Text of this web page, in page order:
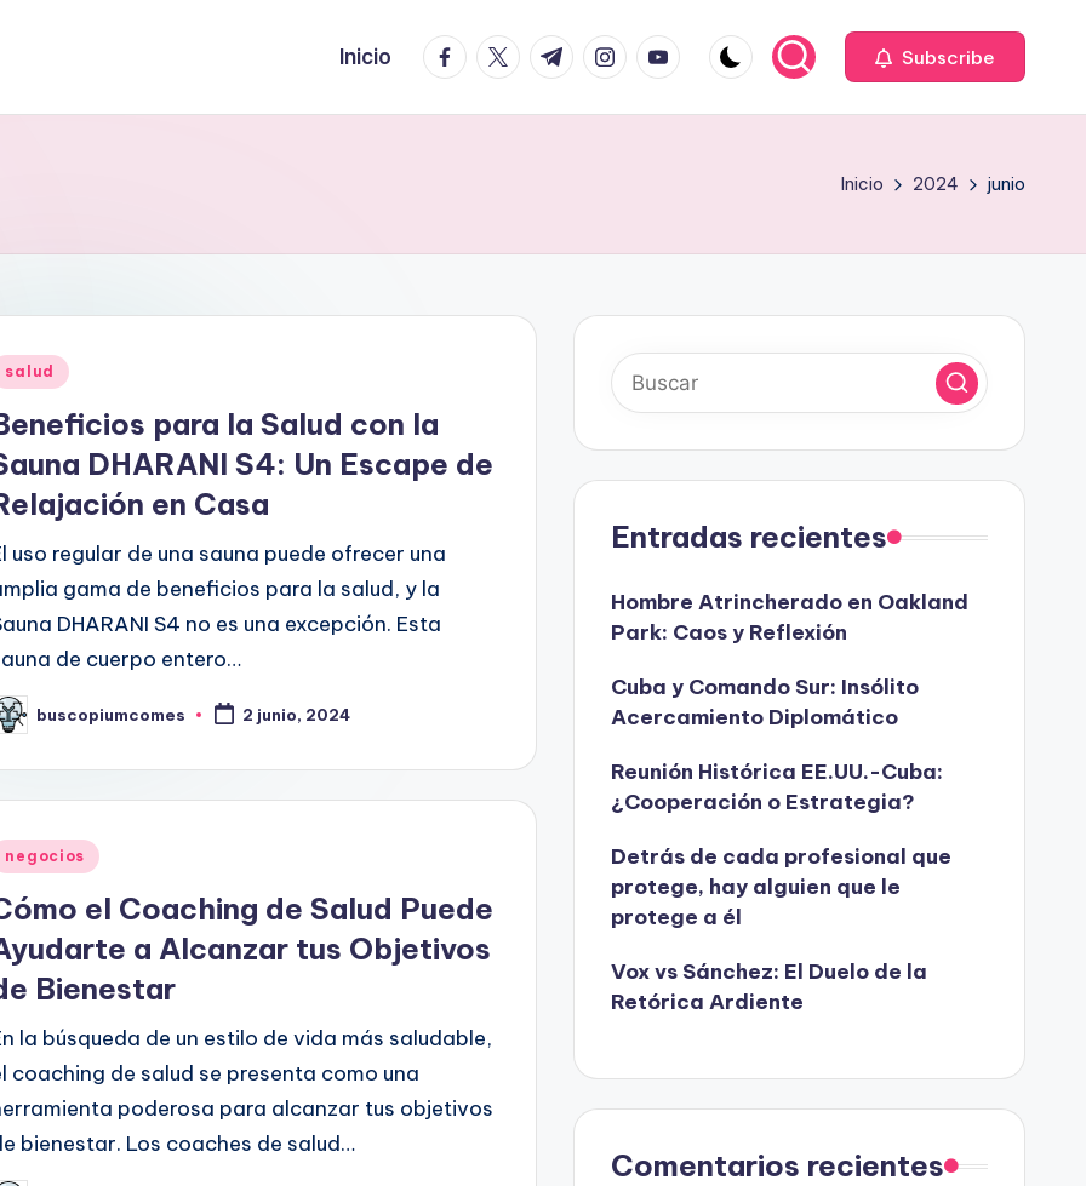
Inicio facebook.com
twitter.com
t.me instagram.com
youtube.com Subscribe
Inicio 2024 junio
salud
para la Salud con la
DHARANI S4: Un Escape de
en Casa
uso regular de una sauna puede ofrecer una
gama de beneficios para la salud, y la
DHARANI S4 no es una excepción. Esta
de cuerpo entero…
buscopiumcomes 2 junio, 2024
negocios
el Coaching de Salud Puede
a Alcanzar tus Objetivos
Bienestar
la búsqueda de un estilo de vida más saludable,
coaching de salud se presenta como una
poderosa para alcanzar tus objetivos
bienestar. Los coaches de salud…
Entradas recientes
Hombre Atrincherado en Oakland
Park: Caos y Reflexión
Cuba y Comando Sur: Insólito
Acercamiento Diplomático
Reunión Histórica EE.UU.-Cuba:
¿Cooperación o Estrategia?
Detrás de cada profesional que
protege, hay alguien que le
protege a él
Vox vs Sánchez: El Duelo de la
Retórica Ardiente
Comentarios recientes